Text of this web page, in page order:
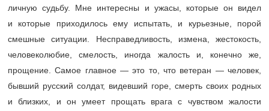
личную судьбу. Мне интересны и ужасы, которые он видел
и которые приходилось ему испытать, и курьезные, порой
смешные ситуации. Несправедливость, измена, жестокость,
человеколюбие, смелость, иногда жалость и, конечно же,
прощение. Самое главное — это то, что ветеран — человек,
бывший русский солдат, видевший горе, смерть своих родных
и близких, и он умеет прощать врага с чувством жалости